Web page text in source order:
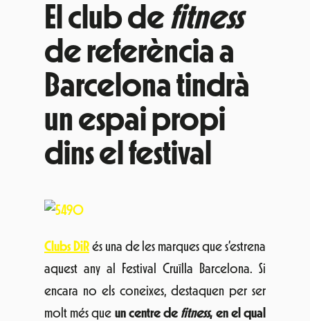
El club defitness
de referència a
Barcelona tindrà
un espai propi
dins el festival
Clubs DiRés una de les marques que s’estrena
aquest any al Festival Cruïlla Barcelona. Si
encara no els coneixes, destaquen per ser
molt més que un centre de fitness, en el qual